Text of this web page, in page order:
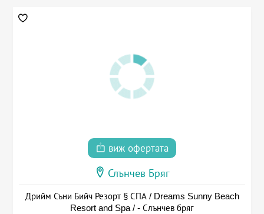
виж офертата
Слънчев Бряг
Дрийм Съни Бийч Резорт § СПА / Dreams Sunny Beach
Resort and Spa / - Слънчев бряг